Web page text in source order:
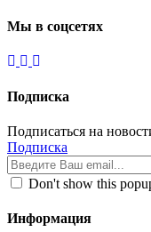
Мы в соцсетях
Подписка
Подписаться на
Подписка
Don't show this
Информация